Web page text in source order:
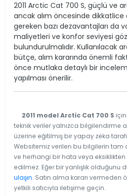
2011 Arctic Cat 700 S, güçlü ve
ancak alım öncesinde
gereken bazı dezavantajları da
maliyetleri ve konfor seviyesi
bulundurulmalıdır. Kullanılacak
bütçe, alım kararında önemli
önce mutlaka detaylı bir
yapılması önerilir.
2011 model Arctic Cat 700 S
teknik veriler yalnızca bilgilendirme
üzerine eğitilmiş bir yapay zeka
Websitemiz verilen bu bilgilerin
ve herhangi bir hata veya
edilmez. Eğer bir yanlışlık olduğunu
ulaşın. Satın alma kararı vermeden
yetkili satıcıyla iletişime geçin.